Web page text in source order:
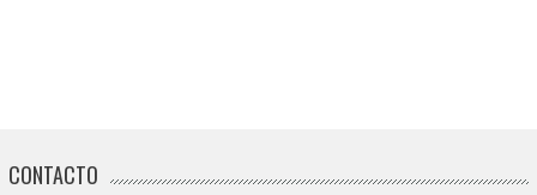
CONTACTO